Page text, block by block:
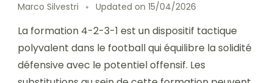
Marco Silvestri Updated on 15/04/2026
La formation 4-2-3-1 est un dispositif tactique
polyvalent dans le football qui équilibre la solidité
défensive avec le potentiel offensif. Les